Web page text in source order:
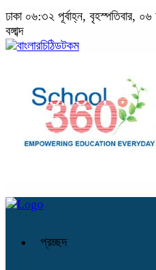
ঢাকা ০৬:৩২ পূর্বাহ্ন, বৃহস্পতিবার,
বঙ্গাব্দ
প্রচ্ছদ